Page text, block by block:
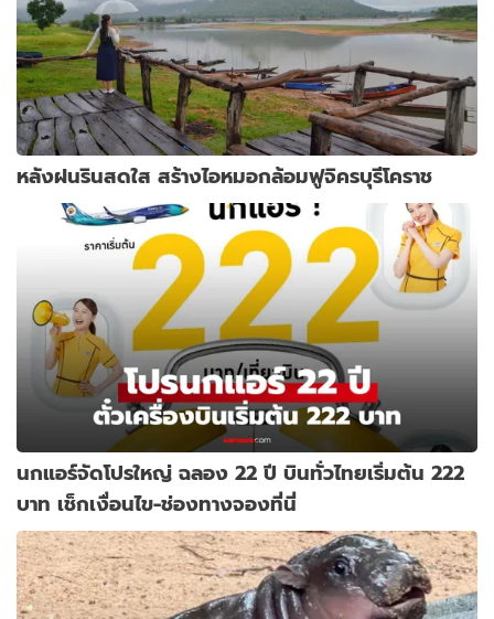
หลังฝนรินสดใส สร้างไอหมอกล้อมฟูจิครบุรีโคราช
นกแอร์จัดโปรใหญ่ ฉลอง 22 ปี บินทั่วไทยเริ่มต้น 222
บาท เช็กเงื่อนไข-ช่องทางจองที่นี่